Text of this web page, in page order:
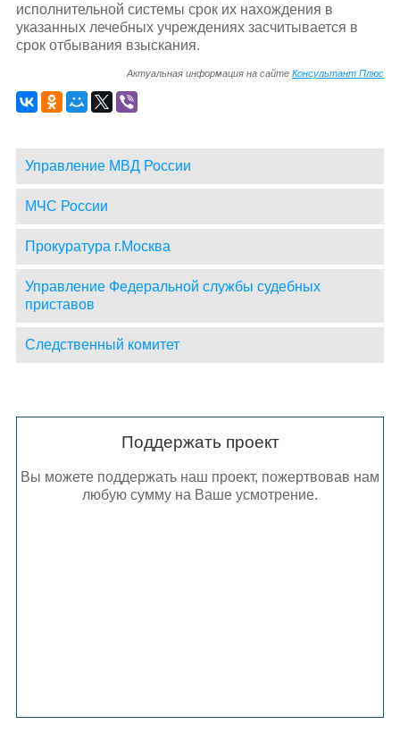
исполнительной системы срок их нахождения в
указанных лечебных учреждениях засчитывается в
срок отбывания взыскания.
Актуальная информация на сайтеКонсультант Плюс
Управление МВД России
МЧС России
Прокуратура г.Москва
Управление Федеральной службы судебных
приставов
Следственный комитет
Поддержать проект
Вы можете поддержать наш проект, пожертвовав нам
любую сумму на Ваше усмотрение.